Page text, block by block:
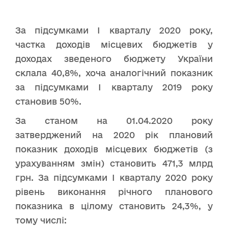
За підсумками І кварталу 2020 року,
частка доходів місцевих бюджетів у
доходах зведеного бюджету України
склала 40,8%, хоча аналогічний показник
за підсумками І кварталу 2019 року
становив 50%.
За станом на 01.04.2020 року
затверджений на 2020 рік плановий
показник доходів місцевих бюджетів (з
урахуванням змін) становить 471,3 млрд
грн. За підсумками І кварталу 2020 року
рівень виконання річного планового
показника в цілому становить 24,3%, у
тому числі: